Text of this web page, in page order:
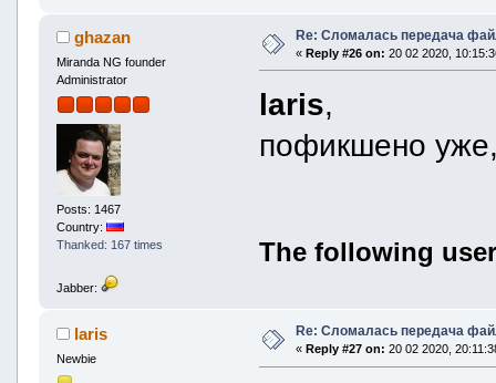
ghazan
Miranda NG founder
Administrator
Posts: 1467
Country:
Thanked: 167 times
Jabber:
Re: Сломалась передача
« Reply #26 on: 20 02 2020,
laris,
пофикшено
The following
laris
Newbie
Re: Сломалась передача
« Reply #27 on: 20 02 2020,